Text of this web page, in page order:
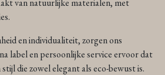
van natuurlijke materialen, met
en individualiteit, zorgen ons
label en persoonlijke service ervoor dat
die zowel elegant als eco-bewust is.